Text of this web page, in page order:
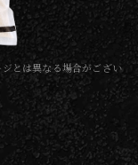
とは異なる場合がござい